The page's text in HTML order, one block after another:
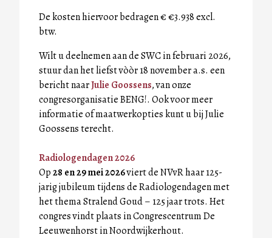
De kosten hiervoor bedragen € €3.938 excl.
btw.
Wilt u deelnemen aan de SWC in februari 2026,
stuur dan het liefst vòòr 18 november a.s. een
bericht naarJulie Goossens, van onze
congresorganisatie BENG!. Ook voor meer
informatie of maatwerkopties kunt u bij Julie
Goossens terecht.
Radiologendagen 2026
Op28 en 29 mei 2026viert de NVvR haar 125-
jarig jubileum tijdens de Radiologendagen met
het thema Stralend Goud – 125 jaar trots. Het
congres vindt plaats in Congrescentrum De
Leeuwenhorst in Noordwijkerhout.